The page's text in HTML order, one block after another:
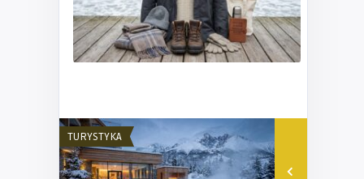
TURYSTYKA